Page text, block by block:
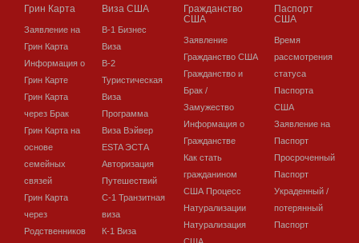
Грин Карта
Заявление на
Грин Карта
Информация о
Грин Карте
Грин Карта
через Брак
Грин Карта на
основе
семейных
связей
Грин Карта
через
Родственников
Виза США
В-1 Бизнес
Виза
В-2
Туристическая
Виза
Программа
Виза Вэйвер
ESTA ЭСТА
Авторизация
Путешествий
C-1 Транзитная
виза
К-1 Виза
Гражданство
США
Заявление
Гражданство США
Гражданство и
Брак /
Замужество
Информация о
Гражданстве
Как стать
гражданином
США Процесс
Натурализации
Натурализация
Паспорт
США
Время
рассмотрения
статуса
Паспорта
США
Заявление на
Паспорт
Просроченный
Паспорт
Украденный /
потерянный
Паспорт